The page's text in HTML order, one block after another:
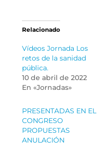
Relacionado
Vídeos Jornada Los
retos de la sanidad
pública.
10 de abril de 2022
En «Jornadas»
PRESENTADAS EN EL
CONGRESO
PROPUESTAS
ANULACIÓN